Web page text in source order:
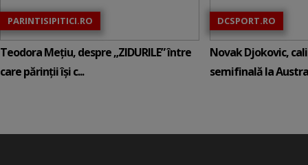
PARINTISIPITICI.RO
Teodora Mețiu, despre „ZIDURILE” între
care părinții își c...
DCSPORT.RO
Novak Djokovic,
semifinală la